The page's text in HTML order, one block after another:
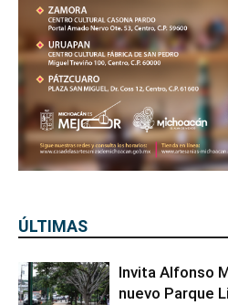
ÚLTIMAS
Invita Alfonso
nuevo Parque